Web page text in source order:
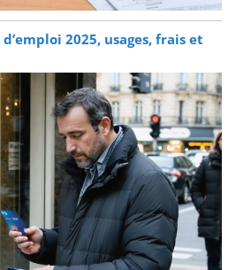
2025, usages, frais et